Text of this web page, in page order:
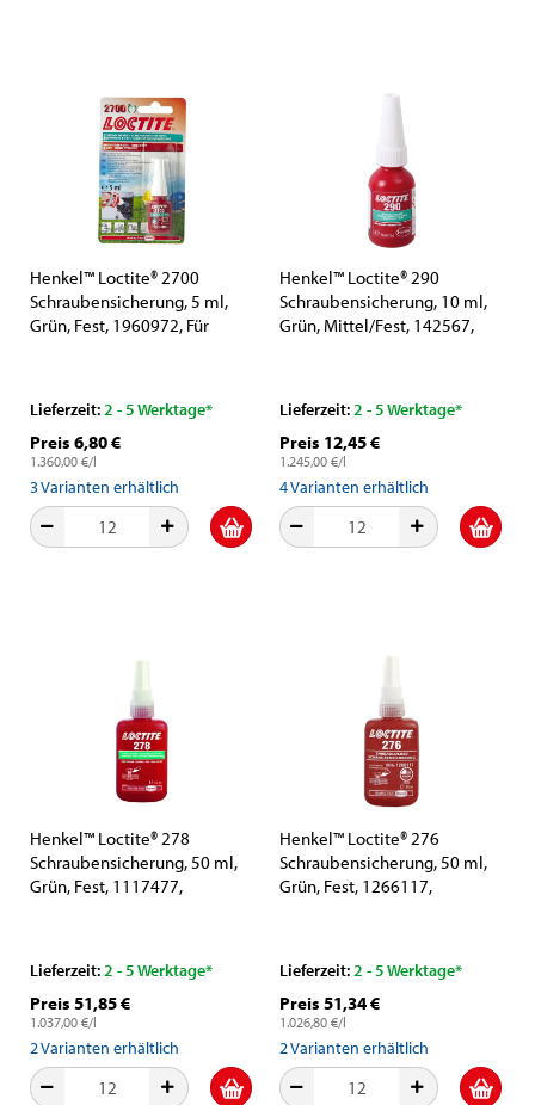
Henkel™ Loctite® 2700
Schraubensicherung, 5 ml,
Grün, Fest, 1960972, Für
Stehbolzen
Lieferzeit:2 - 5 Werktage*
Preis 6,80 €
1.360,00 €/l
3Varianten erhältlich
Henkel™ Loctite® 290
Schraubensicherung, 10 ml,
Grün, Mittel/Fest, 142567,
Lieferzeit:2 - 5 Werktage*
Preis 12,45 €
1.245,00 €/l
4Varianten erhältlich
Henkel™ Loctite® 278
Schraubensicherung, 50 ml,
Grün, Fest, 1117477,
Leckagen oder Korrosion
Lieferzeit:2 - 5 Werktage*
Preis 51,85 €
1.037,00 €/l
2Varianten erhältlich
Henkel™ Loctite® 276
Schraubensicherung, 50 ml,
Grün, Fest, 1266117,
Lieferzeit:2 - 5 Werktage*
Preis 51,34 €
1.026,80 €/l
2Varianten erhältlich